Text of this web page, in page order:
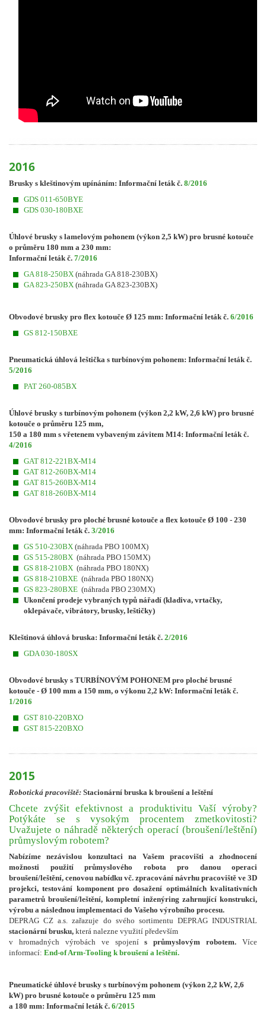
2016
Brusky s kleštinovým upínáním: Informační leták č. 8/2016
GDS 011-650BYE
GDS 030-180BXE
Úhlové brusky s lamelovým pohonem (výkon 2,5 kW) pro brusné kotouče
o průměru 180 mm a 230 mm:
Informační leták č. 7/2016
GA 818-250BX (náhrada GA 818-230BX)
GA 823-250BX (náhrada GA 823-230BX)
Obvodové brusky pro flex kotouče Ø 125 mm: Informační leták č. 6/2016
GS 812-150BXE
Pneumatická úhlová leštička s turbínovým pohonem: Informační leták č.
5/2016
PAT 260-085BX
Úhlové brusky s turbínovým pohonem (výkon 2,2 kW, 2,6 kW) pro brusné
kotouče o průměru 125 mm,
150 a 180 mm s vřetenem vybaveným závitem M14: Informační leták č.
4/2016
GAT 812-221BX-M14
GAT 812-260BX-M14
GAT 815-260BX-M14
GAT 818-260BX-M14
Obvodové brusky pro ploché brusné kotouče a flex kotouče Ø 100 - 230
mm: Informační leták č. 3/2016
GS 510-230BX (náhrada PBO 100MX)
GS 515-280BX (náhrada PBO 150MX)
GS 818-210BX (náhrada PBO 180NX)
GS 818-210BXE (náhrada PBO 180NX)
GS 823-280BXE (náhrada PBO 230MX)
Ukončení prodeje vybraných typů nářadí (kladiva, vrtačky,
oklepávače, vibrátory, brusky, leštičky)
Kleštinová úhlová bruska: Informační leták č. 2/2016
GDA 030-180SX
Obvodové brusky s TURBÍNOVÝM POHONEM pro ploché brusné
kotouče - Ø 100 mm a 150 mm, o výkonu 2,2 kW: Informační leták č.
1/2016
GST 810-220BXO
GST 815-220BXO
2015
Robotická pracoviště: Stacionární bruska k broušení a leštění
Chcete zvýšit efektivnost a produktivitu Vaší výroby?
Potýkáte se s vysokým procentem zmetkovitosti?
Uvažujete o náhradě některých operací (broušení/leštění)
průmyslovým robotem?
Nabízíme nezávislou konzultaci na Vašem pracovišti a zhodnocení
možnosti použití průmyslového robota pro danou operaci
broušení/leštění, cenovou nabídku vč. zpracování návrhu pracoviště ve 3D
projekci, testování komponent pro dosažení optimálních kvalitativních
parametrů broušení/leštění, kompletní inženýring zahrnující konstrukci,
výrobu a následnou implementaci do Vašeho výrobního procesu.
DEPRAG CZ a.s. zařazuje do svého sortimentu DEPRAG INDUSTRIAL
stacionární brusku, která nalezne využití především
v hromadných výrobách ve spojenís průmyslovým robotem. Více
informací: End-of Arm-Tooling k broušení a leštění.
Pneumatické úhlové brusky s turbínovým pohonem (výkon 2,2 kW, 2,6
kW) pro brusné kotouče o průměru 125 mm
a 180 mm: Informační leták č. 6/2015